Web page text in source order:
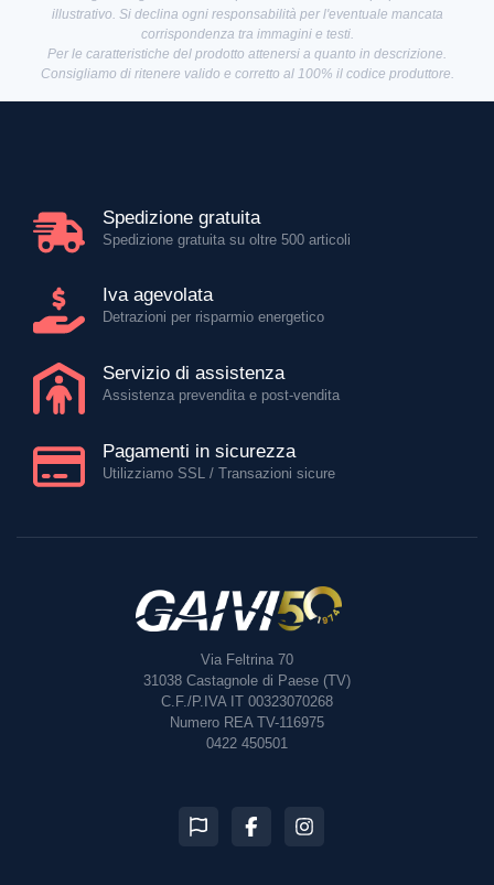
illustrativo. Si declina ogni responsabilità per l'eventuale mancata
corrispondenza tra immagini e testi.
Per le caratteristiche del prodotto attenersi a quanto in descrizione.
Consigliamo di ritenere valido e corretto al 100% il codice produttore.
Spedizione gratuita
Spedizione gratuita su oltre 500 articoli
Iva agevolata
Detrazioni per risparmio energetico
Servizio di assistenza
Assistenza prevendita e post-vendita
Pagamenti in sicurezza
Utilizziamo SSL / Transazioni sicure
Via Feltrina 70
31038 Castagnole di Paese (TV)
C.F./P.IVA IT 00323070268
Numero REA TV-116975
0422 450501